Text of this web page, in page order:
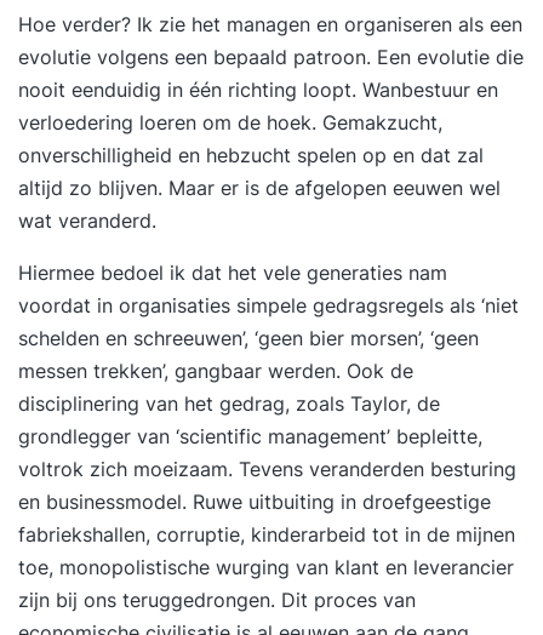
Hoe verder? Ik zie het managen en organiseren als een
evolutie volgens een bepaald patroon. Een evolutie die
nooit eenduidig in één richting loopt. Wanbestuur en
verloedering loeren om de hoek. Gemakzucht,
onverschilligheid en hebzucht spelen op en dat zal
altijd zo blijven. Maar er is de afgelopen eeuwen wel
wat veranderd.
Hiermee bedoel ik dat het vele generaties nam
voordat in organisaties simpele gedragsregels als ‘niet
schelden en schreeuwen’, ‘geen bier morsen’, ‘geen
messen trekken’, gangbaar werden. Ook de
disciplinering van het gedrag, zoals Taylor, de
grondlegger van ‘scientific management’ bepleitte,
voltrok zich moeizaam. Tevens veranderden besturing
en businessmodel. Ruwe uitbuiting in droefgeestige
fabriekshallen, corruptie, kinderarbeid tot in de mijnen
toe, monopolistische wurging van klant en leverancier
zijn bij ons teruggedrongen. Dit proces van